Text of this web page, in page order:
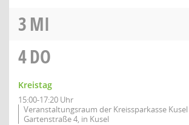
3MI
4DO
Kreistag
15:00-17:20 Uhr
Veranstaltungsraum der Kreissparkasse Kusel
Gartenstraße 4, in Kusel